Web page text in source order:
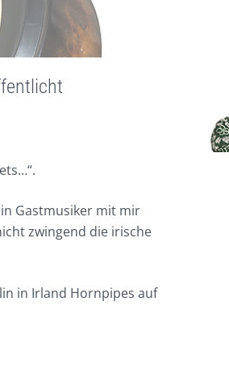
Gastmusiker mit mir
zwingend die irische
in Irland Hornpipes auf